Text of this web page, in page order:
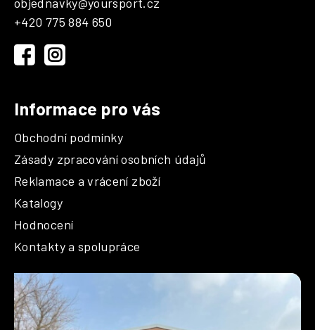
+420 775 884 650
Informace pro vás
Obchodní podmínky
Zásady zpracování osobních údajů
Reklamace a vrácení zboží
Katalogy
Hodnocení
Kontakty a spolupráce